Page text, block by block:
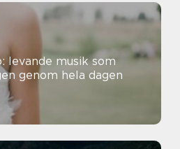
levande musik som
genom hela dagen